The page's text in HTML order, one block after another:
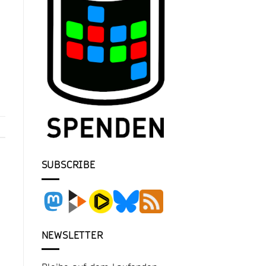
SUBSCRIBE
NEWSLETTER